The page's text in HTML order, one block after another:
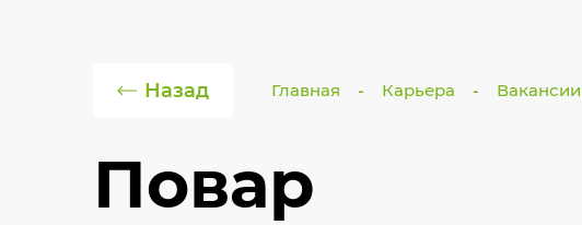
Назад Главная Карьера Вакансии
Повар